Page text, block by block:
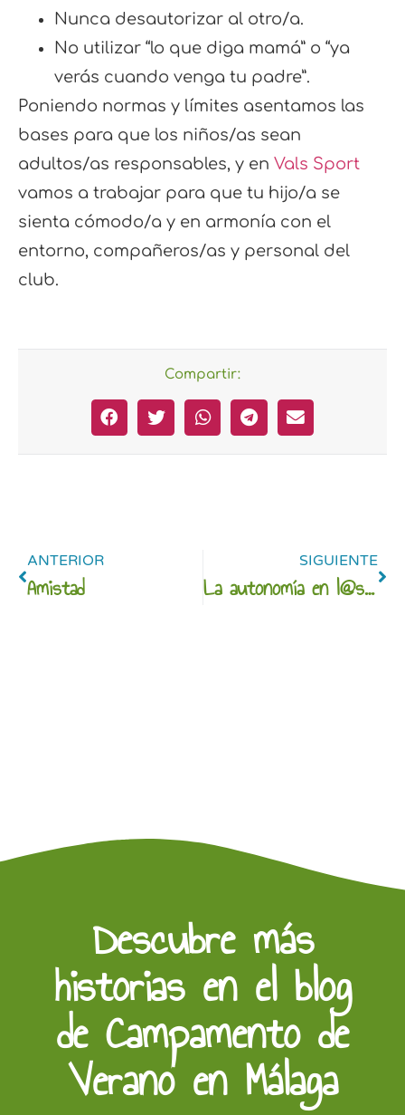
Nunca desautorizar al otro/a.
No utilizar “lo que diga mamá” o “ya
verás cuando venga tu padre”.
Poniendo normas y límites asentamos las
bases para que los niños/as sean
adultos/as responsables, y en Vals Sport
vamos a trabajar para que tu hijo/a se
sienta cómodo/a y en armonía con el
entorno, compañeros/as y personal del
club.
Compartir:
ANTERIOR
Amistad
SIGUIENTE
La autonomía en l@s peques
Descubre más
historias en el blog
de Campamento de
Verano en Málaga